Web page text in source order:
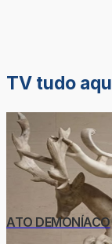
TV tudo
ATO DEMONÍACO